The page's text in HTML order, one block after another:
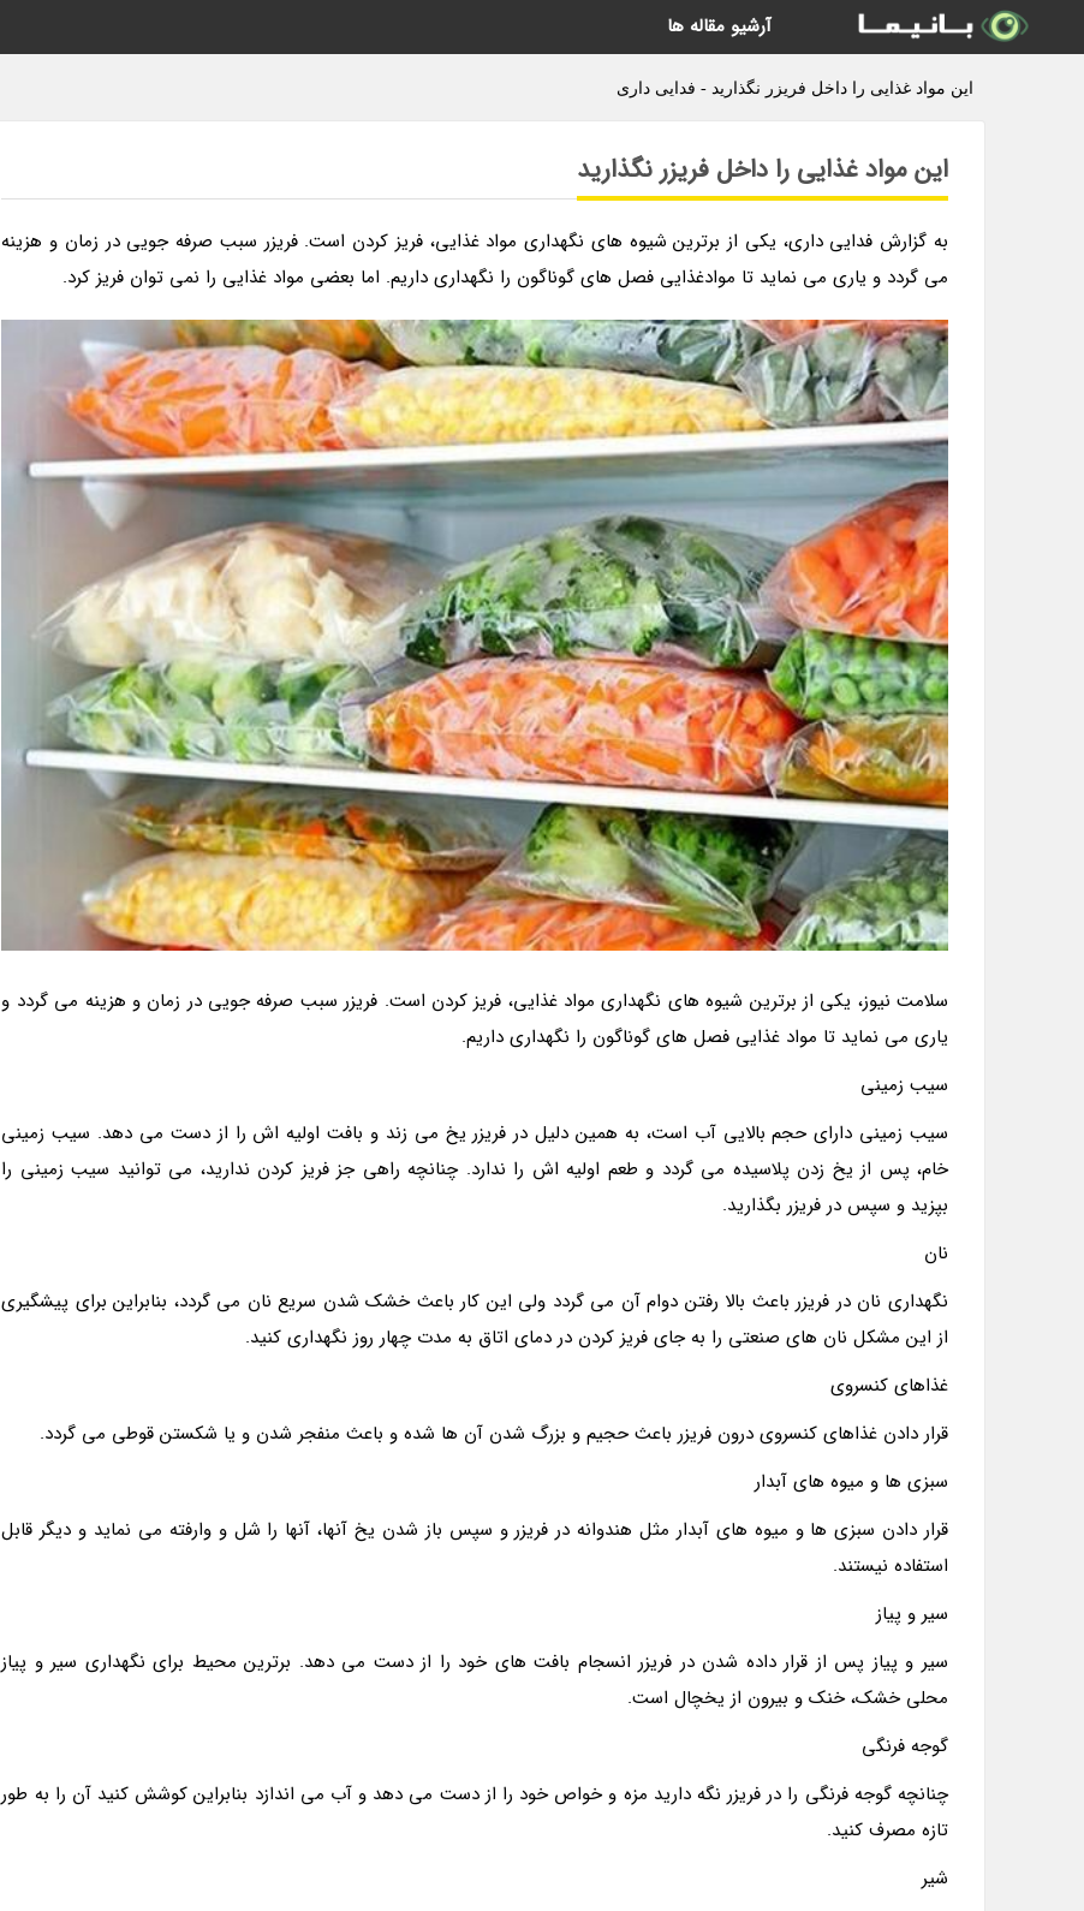
این مواد غذایی را داخل فریزر نگذارید - فدایی داری
این مواد غذایی را داخل فریزر نگذارید
به گزارش فدایی داری، یکی از برترین شیوه های نگهداری مواد غذایی، فریز کردن است. فریزر سبب صرفه جویی در زمان و هزینه
می گردد و یاری می نماید تا موادغذایی فصل های گوناگون را نگهداری داریم. اما بعضی مواد غذایی را نمی توان فریز کرد.
سلامت نیوز، یکی از برترین شیوه های نگهداری مواد غذایی، فریز کردن است. فریزر سبب صرفه جویی در زمان و هزینه می گردد و
یاری می نماید تا مواد غذایی فصل های گوناگون را نگهداری داریم.
سیب زمینی
سیب زمینی دارای حجم بالایی آب است، به همین دلیل در فریزر یخ می زند و بافت اولیه اش را از دست می دهد. سیب زمینی
خام، پس از یخ زدن پلاسیده می گردد و طعم اولیه اش را ندارد. چنانچه راهی جز فریز کردن ندارید، می توانید سیب زمینی را
بپزید و سپس در فریزر بگذارید.
نان
نگهداری نان در فریزر باعث بالا رفتن دوام آن می گردد ولی این کار باعث خشک شدن سریع نان می گردد، بنابراین برای پیشگیری
از این مشکل نان های صنعتی را به جای فریز کردن در دمای اتاق به مدت چهار روز نگهداری کنید.
غذاهای کنسروی
قرار دادن غذاهای کنسروی درون فریزر باعث حجیم و بزرگ شدن آن ها شده و باعث منفجر شدن و یا شکستن قوطی می گردد.
سبزی ها و میوه های آبدار
قرار دادن سبزی ها و میوه های آبدار مثل هندوانه در فریزر و سپس باز شدن یخ آنها، آنها را شل و وارفته می نماید و دیگر قابل
استفاده نیستند.
سیر و پیاز
سیر و پیاز پس از قرار داده شدن در فریزر انسجام بافت های خود را از دست می دهد. برترین محیط برای نگهداری سیر و پیاز
محلی خشک، خنک و بیرون از یخچال است.
گوجه فرنگی
چنانچه گوجه فرنگی را در فریزر نگه دارید مزه و خواص خود را از دست می دهد و آب می اندازد بنابراین کوشش کنید آن را به طور
تازه مصرف کنید.
شیر
آرشیو مقاله ها